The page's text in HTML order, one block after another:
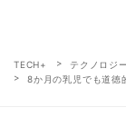
TECH+ テクノロジー
8か月の乳児でも道徳